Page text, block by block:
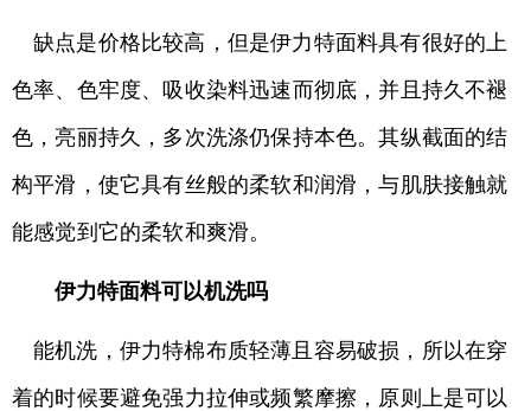
缺点是价格比较高，但是伊力特面料具有很好的上
色率、色牢度、吸收染料迅速而彻底，并且持久不褪
色，亮丽持久，多次洗涤仍保持本色。其纵截面的结
构平滑，使它具有丝般的柔软和润滑，与肌肤接触就
能感觉到它的柔软和爽滑。
伊力特面料可以机洗吗
能机洗，伊力特棉布质轻薄且容易破损，所以在穿
着的时候要避免强力拉伸或频繁摩擦，原则上是可以